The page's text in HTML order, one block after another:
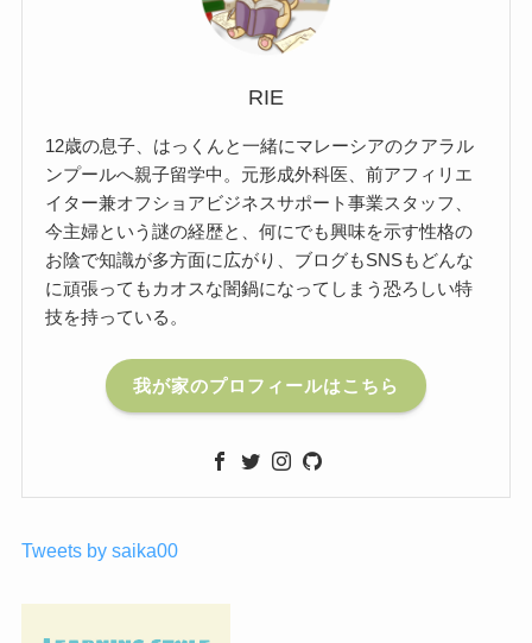
RIE
12歳の息子、はっくんと一緒にマレーシアのクアラル
ンプールへ親子留学中。元形成外科医、前アフィリエ
イター兼オフショアビジネスサポート事業スタッフ、
今主婦という謎の経歴と、何にでも興味を示す性格の
お陰で知識が多方面に広がり、ブログもSNSもどんな
に頑張ってもカオスな闇鍋になってしまう恐ろしい特
技を持っている。
我が家のプロフィールはこちら
Tweets by saika00